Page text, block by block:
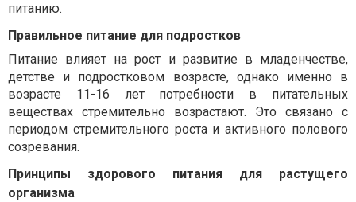
питанию.
Правильное питание для подростков
Питание влияет на рост и развитие в младенчестве,
детстве и подростковом возрасте, однако именно в
возрасте 11-16 лет потребности в питательных
веществах стремительно возрастают. Это связано с
периодом стремительного роста и активного полового
созревания.
Принципы здорового питания для растущего
организма